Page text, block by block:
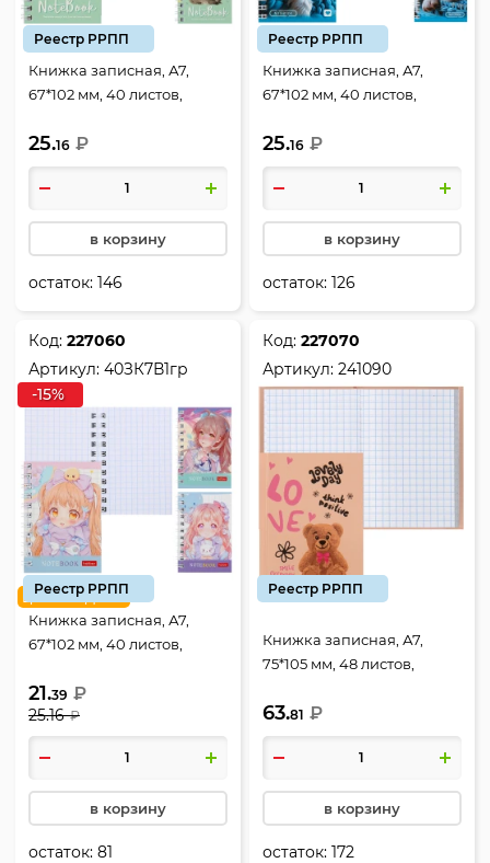
Реестр РРПП
Книжка записная, А7,
67*102 мм, 40 листов,
мелованный картон,
ассорти 3 вида, Кошарики,
Hatber, 40ЗК7В1гр
25.16 ₽
в корзину
остаток:146
Реестр РРПП
Книжка записная, А7,
67*102 мм, 40 листов,
мелованный картон,
ассорти 3 вида, Носики и
ушки, Hatber, 40ЗК7В1гр
25.16 ₽
в корзину
остаток:126
Код:227060
Артикул:40ЗК7В1гр
-15%
цена недели
Реестр РРПП
Книжка записная, А7,
67*102 мм, 40 листов,
мелованный картон,
ассорти 3 вида,
Милашки_аниме, Hatber,
40ЗК7В1гр
21.39 ₽
25.16 ₽
в корзину
остаток:81
Код:227070
Артикул:241090
Реестр РРПП
Книжка записная, А7,
75*105 мм, 48 листов,
картон 7Бц, Мишка,
КОКОС, 241090
63.81 ₽
в корзину
остаток:172